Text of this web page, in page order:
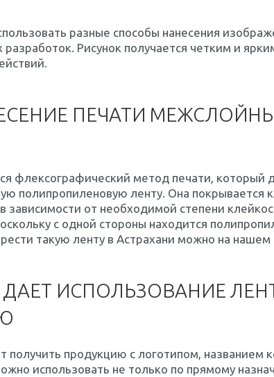
разные способы нанесения
Рисунок получается четким и
ПЕЧАТИ
флексографический метод печати, который
полипропиленовую ленту. Она покрывается
от необходимой степени
с одной стороны находится
такую ленту в Астрахани можно на нашем
ИСПОЛЬЗОВАНИЕ
получить продукцию с логотипом, названием
использовать не только по прямому